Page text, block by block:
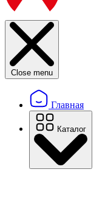
Close menu
Главная
Каталог